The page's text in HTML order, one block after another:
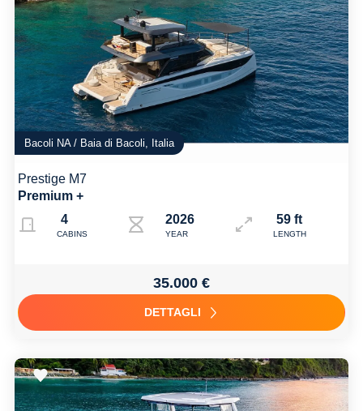
Bacoli NA / Baia di Bacoli, Italia
Prestige M7
Premium +
4
CABINS
2026
YEAR
59 ft
LENGTH
35.000 €
DETTAGLI